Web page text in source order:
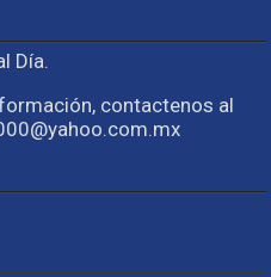
Día.
contactenos al